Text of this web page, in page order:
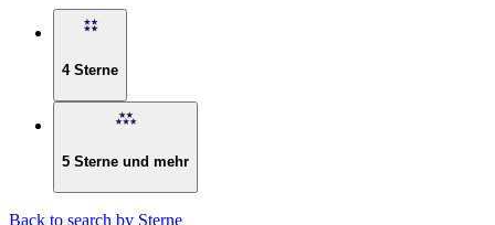
4 Sterne
5 Sterne und mehr
Back to search by Sterne